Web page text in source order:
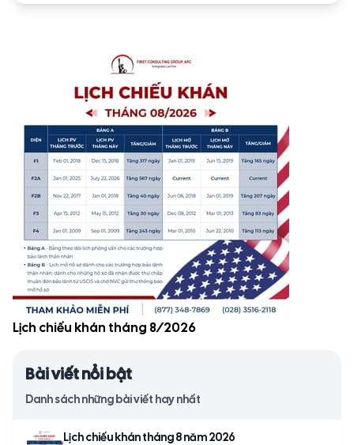
Lịch chiếu khán tháng 8/2026
Bài viết nổi bật
Danh sách những bài viết hay nhất
Lịch chiếu khán tháng 8 năm 2026